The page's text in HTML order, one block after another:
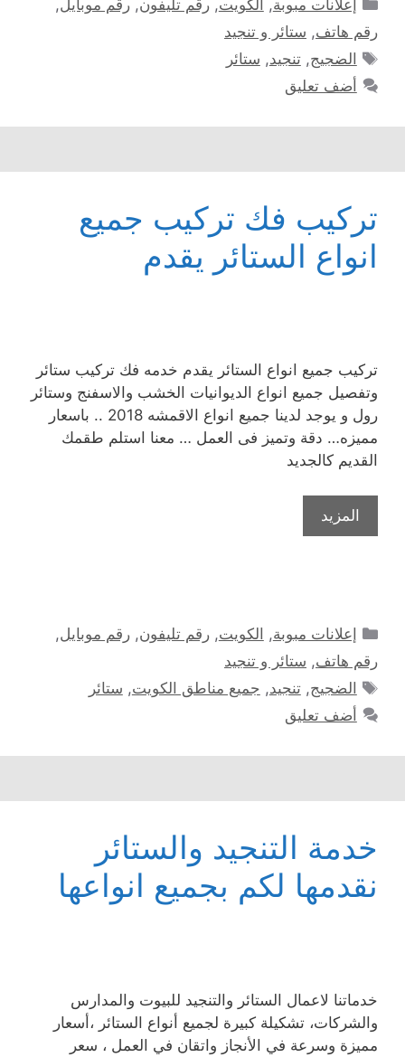
إعلانات مبوبة, الكويت,رقم تليفون,رقم موبايل,
رقم هاتف, ستائر و تنجيد
الوسوم
الضجيج,تنجيد, ستائر
أضف تعليق
تركيب فك تركيب جميع
انواع الستائر يقدم
تركيب جميع انواع الستائر يقدم خدمه فك تركيب ستائر
وتفصيل جميع انواع الديوانيات الخشب والاسفنج وستائر
رول و يوجد لدينا جميع انواع الاقمشه 2018 .. باسعار
مميزه… دقة وتميز فى العمل … معنا استلم طقمك
القديم كالجديد
المزيد
التصنيفات
إعلانات مبوبة, الكويت,رقم تليفون,رقم موبايل,
رقم هاتف, ستائر و تنجيد
الوسوم
الضجيج,تنجيد, جميع مناطق الكويت, ستائر
أضف تعليق
خدمة التنجيد والستائر
نقدمها لكم بجميع انواعها
خدماتنا لاعمال الستائر والتنجيد للبيوت والمدارس
والشركات، تشكيلة كبيرة لجميع أنواع الستائر ،أسعار
مميزة وسرعة في الأنجاز واتقان في العمل ، سعر